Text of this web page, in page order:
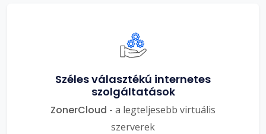
Széles választékú internetes
szolgáltatások
ZonerCloud - a legteljesebb virtuális
szerverek